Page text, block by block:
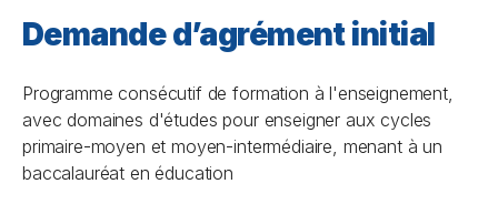
Demande d’agrément initial
Programme consécutif de formation à l'enseignement,
avec domaines d'études pour enseigner aux cycles
primaire-moyen et moyen-intermédiaire, menant à un
baccalauréat en éducation